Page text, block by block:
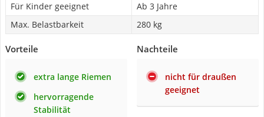
Für Kinder geeignet
Ab 3 Jahre
Max. Belastbarkeit
280 kg
Vorteile
extra lange Riemen
hervorragende
Stabilität
Nachteile
nicht für draußen
geeignet